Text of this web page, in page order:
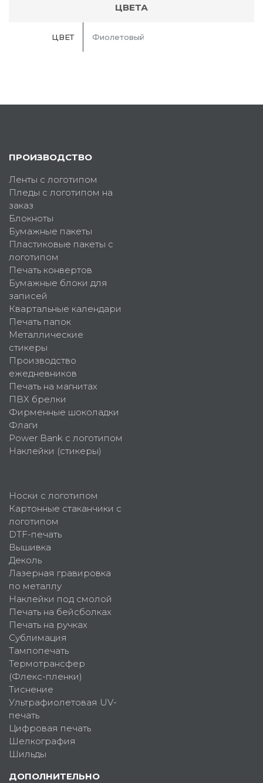
ЦВЕТА
ЦВЕТ Фиолетовый
ПРОИЗВОДСТВО
Ленты с логотипом
Пледы с логотипом на
заказ
Блокноты
Бумажные пакеты
Пластиковые пакеты с
логотипом
Печать конвертов
Бумажные блоки для
записей
Квартальные календари
Печать папок
Металлические
стикеры
Производство
ежедневников
Печать на магнитах
ПВХ брелки
Фирменные шоколадки
Флаги
Power Bank с логотипом
Наклейки (стикеры)
Носки с логотипом
Картонные стаканчики с
логотипом
DTF-печать
Вышивка
Деколь
Лазерная гравировка
по металлу
Наклейки под смолой
Печать на бейсболках
Печать на ручках
Сублимация
Тампопечать
Термотрансфер
(Флекс-пленки)
Тиснение
Ультрафиолетовая UV-
печать
Цифровая печать
Шелкография
Шильды
ДОПОЛНИТЕЛЬНО